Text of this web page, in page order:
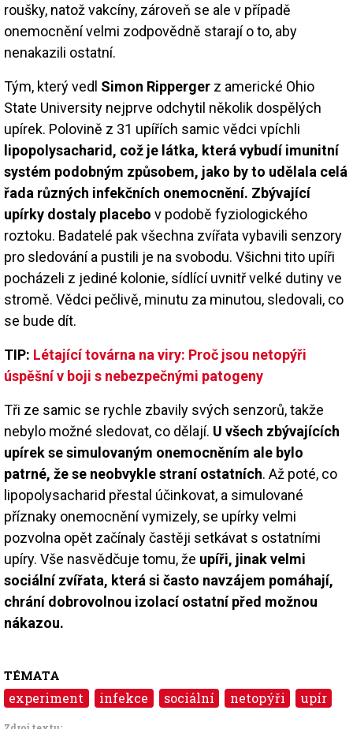
roušky, natož vakcíny, zároveň se ale v případě
onemocnění velmi zodpovědně starají o to, aby
nenakazili ostatní.
Tým, který vedl Simon Ripperger z americké Ohio
State University nejprve odchytil několik dospělých
upírek. Polovině z 31 upířích samic vědci vpíchli
lipopolysacharid, což je látka, která vybudí imunitní
systém podobným způsobem, jako by to udělala celá
řada různých infekčních onemocnění. Zbývající
upírky dostaly placebo v podobě fyziologického
roztoku. Badatelé pak všechna zvířata vybavili senzory
pro sledování a pustili je na svobodu. Všichni tito upíři
pocházeli z jediné kolonie, sídlící uvnitř velké dutiny ve
stromě. Vědci pečlivě, minutu za minutou, sledovali, co
se bude dít.
TIP: Létající továrna na viry: Proč jsou netopýři
úspěšní v boji s nebezpečnými patogeny
Tři ze samic se rychle zbavily svých senzorů, takže
nebylo možné sledovat, co dělají. U všech zbývajících
upírek se simulovaným onemocněním ale bylo
patrné, že se neobvykle straní ostatních. Až poté, co
lipopolysacharid přestal účinkovat, a simulované
příznaky onemocnění vymizely, se upírky velmi
pozvolna opět začínaly častěji setkávat s ostatními
upíry. Vše nasvědčuje tomu, že upíři, jinak velmi
sociální zvířata, která si často navzájem pomáhají,
chrání dobrovolnou izolací ostatní před možnou
nákazou.
TÉMATA
experiment infekce sociální netopýři upír